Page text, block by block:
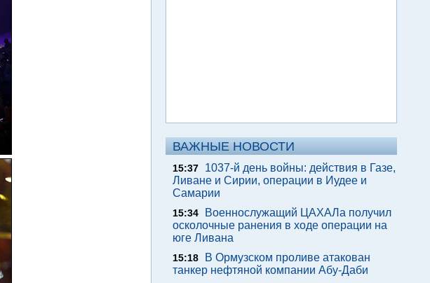
ВАЖНЫЕ НОВОСТИ
15:37
1037-й день войны: действия в Газе,
Ливане и Сирии, операции в Иудее и
Самарии
15:34
Военнослужащий ЦАХАЛа получил
осколочные ранения в ходе операции на
юге Ливана
15:18
В Ормузском проливе атакован
танкер нефтяной компании Абу-Даби